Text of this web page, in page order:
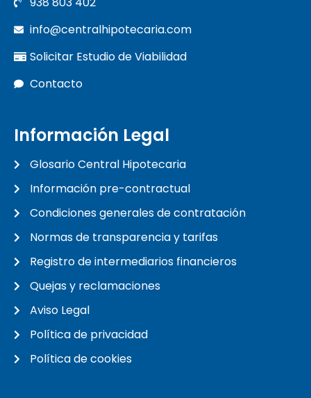
info@centralhipotecaria.com
Solicitar Estudio de Viabilidad
Contacto
Información Legal
Glosario Central Hipotecaria
Información pre-contractual
Condiciones generales de contratación
Normas de transparencia y tarifas
Registro de intermediarios financieros
Quejas y reclamaciones
Aviso Legal
Política de privacidad
Política de cookies